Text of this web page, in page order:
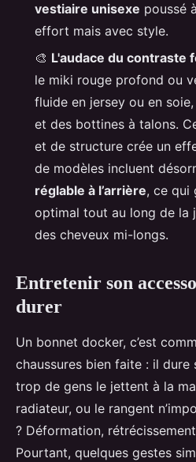
vestiaire unisexe poussé
effort mais avec style.
🎨 L'audace du contraste
le miki rouge profond ou
fluide en jersey ou en
et des bottines à talons.
et de structure crée un
de modèles incluent
réglable à l’arrière, ce qui
optimal tout au long de la
des cheveux mi-longs.
Entretenir son
durer
Un bonnet docker, c’est
chaussures bien faite : il dure
trop de gens le jettent à la
radiateur, ou le rangent
? Déformation,
Pourtant, quelques gestes